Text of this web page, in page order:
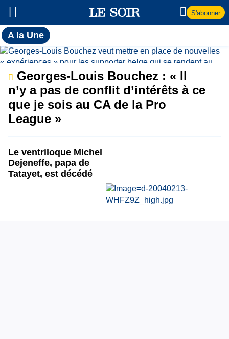
S'abonner
A la UneToutes
l'actualité
du Soir
A
la
Une
Georges-Louis Bouchez : « Il
n’y a pas de conflit d’intérêts à ce
que je sois au CA de la Pro
League »
Le ventriloque Michel
Dejeneffe, papa de
Tatayet, est décédé